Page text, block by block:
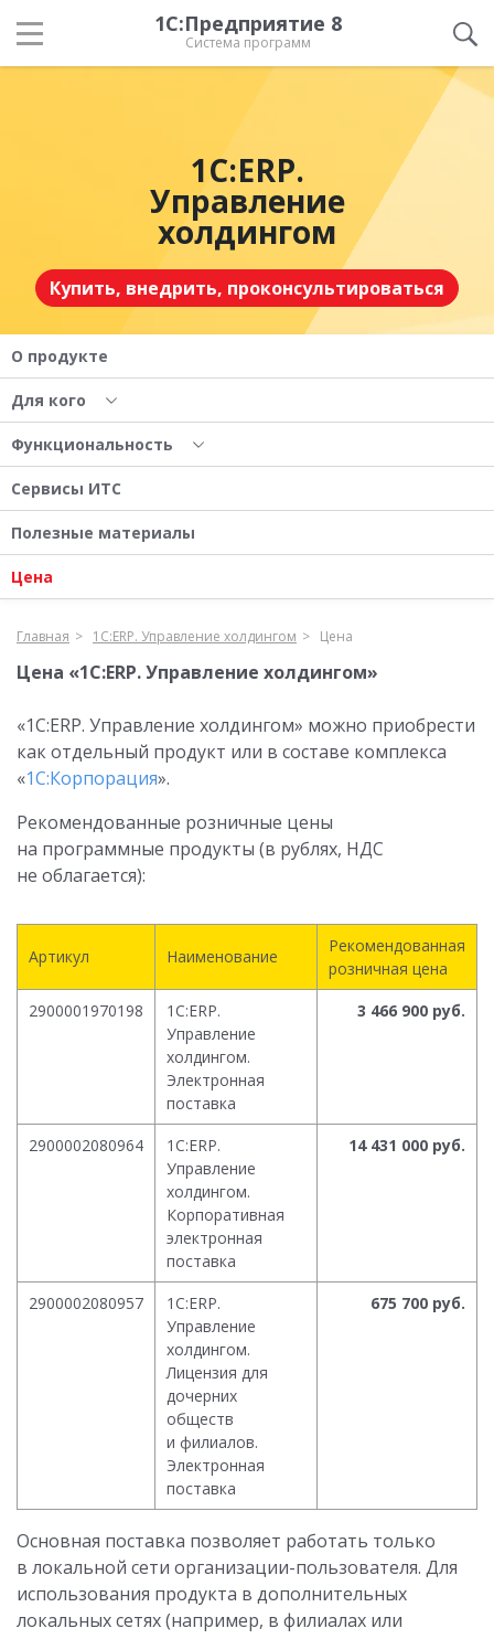
1С:Предприятие 8
Система программ
1С:ERP.
Управление
холдингом
Купить, внедрить, проконсультироваться
О продукте
Для кого
Функциональность
Сервисы ИТС
Полезные материалы
Цена
Главная 1С:ERP. Управление холдингом Цена
Цена «1С:ERP. Управление холдингом»
«1С:ERP. Управление холдингом» можно приобрести
как отдельный продукт или в составе комплекса
«1С:Корпорация».
Рекомендованные розничные цены
на программные продукты (в рублях, НДС
не облагается):
Артикул Наименование
Рекомендованная
розничная цена
2900001970198
1С:ERP.
Управление
холдингом.
Электронная
поставка
3 466 900 руб.
2900002080964
1С:ERP.
Управление
холдингом.
Корпоративная
электронная
поставка
14 431 000 руб.
2900002080957
1С:ERP.
Управление
холдингом.
Лицензия для
дочерних
обществ
и филиалов.
Электронная
поставка
675 700 руб.
Основная поставка позволяет работать только
в локальной сети организации-пользователя. Для
использования продукта в дополнительных
локальных сетях (например, в филиалах или